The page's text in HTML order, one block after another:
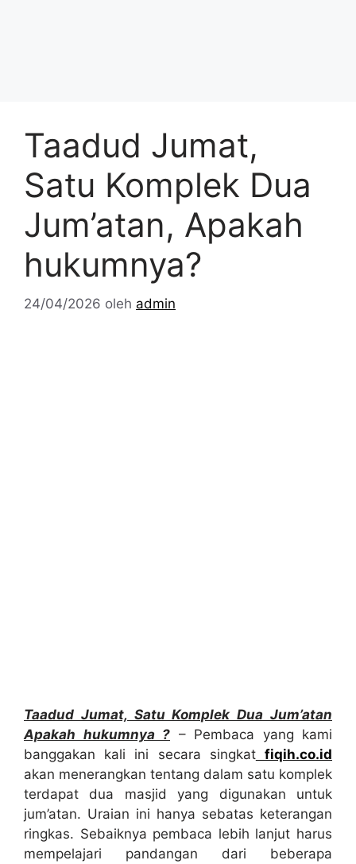
Taadud Jumat,
Satu Komplek Dua
Jum’atan, Apakah
hukumnya?
24/04/2026 oleh admin
Taadud Jumat, Satu Komplek Dua Jum’atan
Apakah hukumnya ? – Pembaca yang kami
banggakan kali ini secara singkat fiqih.co.id
akan menerangkan tentang dalam satu komplek
terdapat dua masjid yang digunakan untuk
jum’atan. Uraian ini hanya sebatas keterangan
ringkas. Sebaiknya pembaca lebih lanjut harus
mempelajari pandangan dari beberapa